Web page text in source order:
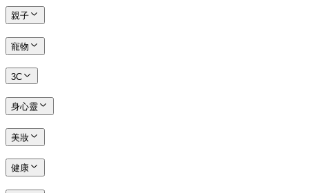
親子
寵物
3C
身心靈
美妝
健康